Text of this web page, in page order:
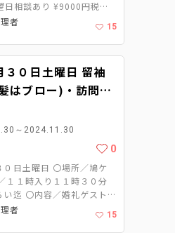
日相談あり ¥9000円税込
者 15
はブロー)・訪問着
アップ)・訪問着ヘ
プ)@鳩ケ谷氷川神
～2024.11.30
0
〇場所／鳩ケ
ゲスト
)・訪問着ヘアセット(髪ア
者 15